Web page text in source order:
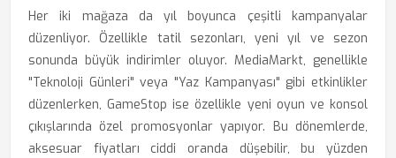
Her iki mağaza da yıl boyunca çeşitli kampanyalar
düzenliyor. Özellikle tatil sezonları, yeni yıl ve sezon
sonunda büyük indirimler oluyor. MediaMarkt, genellikle
"Teknoloji Günleri" veya "Yaz Kampanyası" gibi etkinlikler
düzenlerken, GameStop ise özellikle yeni oyun ve konsol
çıkışlarında özel promosyonlar yapıyor. Bu dönemlerde,
aksesuar fiyatları ciddi oranda düşebilir, bu yüzden